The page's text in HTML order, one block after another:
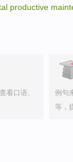
productive
看口语、
例句
等，